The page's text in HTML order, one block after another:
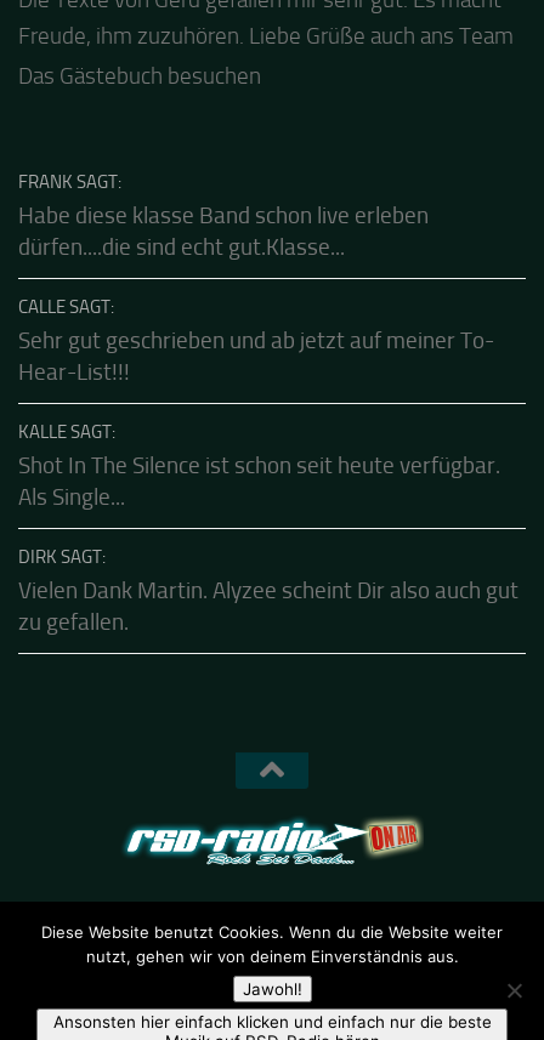
Guten Abend und auch von uns nochmals besten
Dank für die tolle Mucke zur Party! Der aktuelle Live
FRANK SAGT:
Habe diese klasse Band schon live erleben
dürfen....die sind echt gut.Klasse...
CALLE SAGT:
Sehr gut geschrieben und ab jetzt auf meiner To-
Hear-List!!!
KALLE SAGT:
Shot In The Silence ist schon seit heute verfügbar.
Als Single...
DIRK SAGT:
Vielen Dank Martin. Alyzee scheint Dir also auch gut
RSD-Radio © 2026. Alle Rechte vorbehalten.
Diese Website benutzt Cookies. Wenn du die Website weiter
nutzt, gehen wir von deinem Einverständnis aus.
Jawohl!
Ansonsten hier einfach klicken und einfach nur die beste